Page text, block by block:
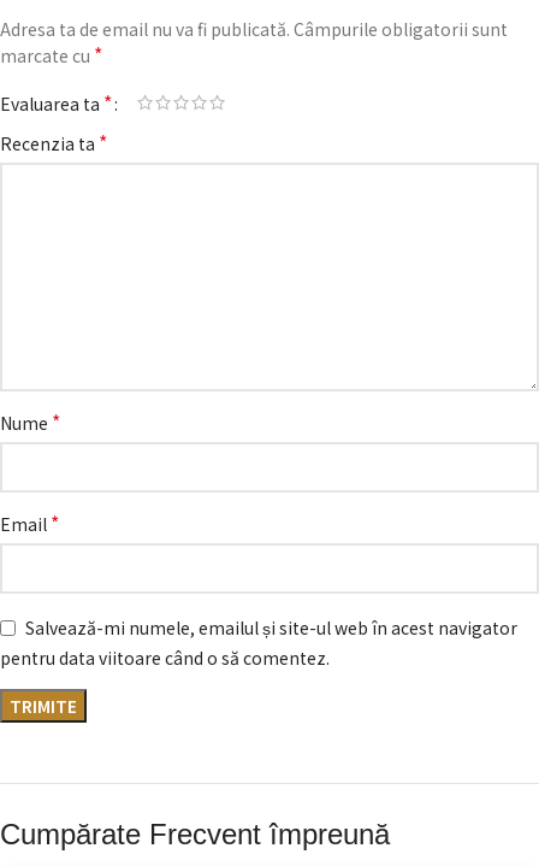
Adresa ta de email nu va fi publicată. Câmpurile obligatorii sunt
marcate cu *
Evaluarea ta *
Recenzia ta *
Nume *
Email *
Salvează-mi numele, emailul și site-ul web în acest navigator
pentru data viitoare când o să comentez.
Cumpărate Frecvent împreună